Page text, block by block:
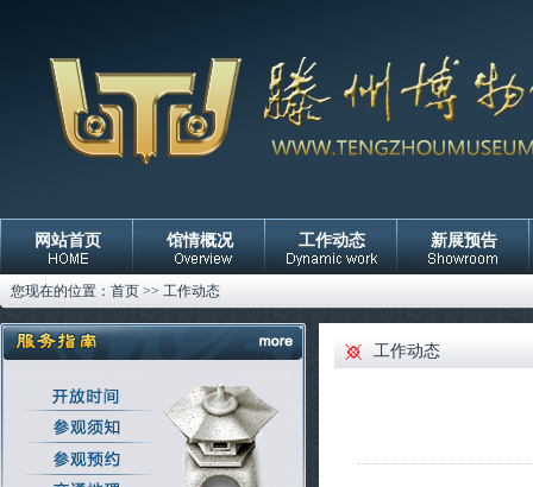
网站首页 馆情概况 工作动态 新展预告
您现在的位置： 首页 >> 工作动态
工作动态